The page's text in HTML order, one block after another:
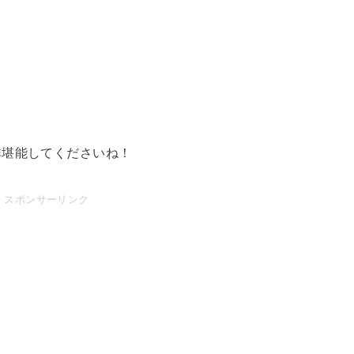
能してくださいね！
スポンサーリンク